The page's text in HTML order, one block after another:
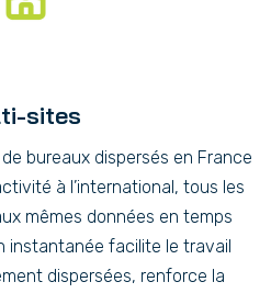
sites
bureaux dispersés en France
à l’international, tous les
mêmes données en temps
instantanée facilite le travail
dispersées, renforce la